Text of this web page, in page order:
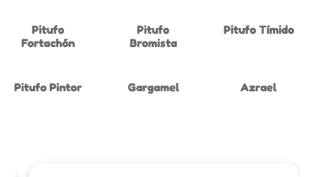
Pitufo
Fortachón
Pitufo
Bromista
Pitufo Tímido
Pitufo Pintor Gargamel Azrael